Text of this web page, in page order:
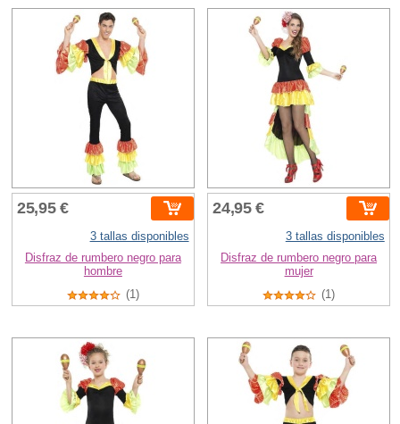
25,95 €
3 tallas disponibles
Disfraz de rumbero negro para
hombre
(1)
24,95 €
3 tallas disponibles
Disfraz de rumbero negro para
mujer
(1)